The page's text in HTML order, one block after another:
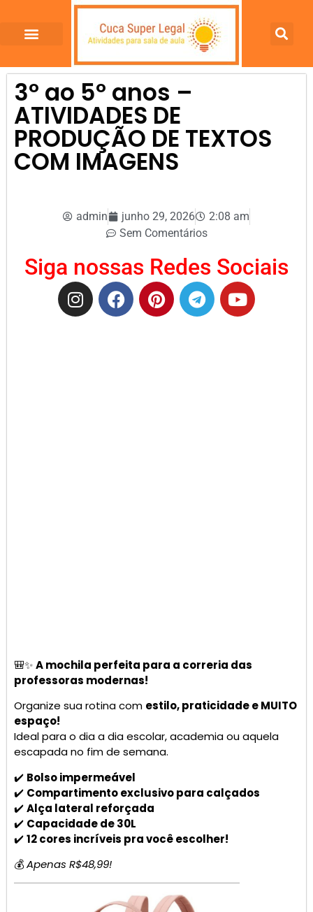
3º ao 5º anos –
ATIVIDADES DE
PRODUÇÃO DE TEXTOS
COM IMAGENS
admin junho 29, 2026
2:08 am
Sem Comentários
Siga nossas Redes Sociais
🎒✨A mochila perfeita para a correria das
professoras modernas!
Organize sua rotina com estilo, praticidade e MUITO
espaço!
Ideal para o dia a dia escolar, academia ou aquela
escapada no fim de semana.
✔️ Bolso impermeável
✔️ Compartimento exclusivo para calçados
✔️Alça lateral reforçada
✔️ Capacidade de 30L
✔️12 cores incríveis pra você escolher!
💰Apenas R$48,99!